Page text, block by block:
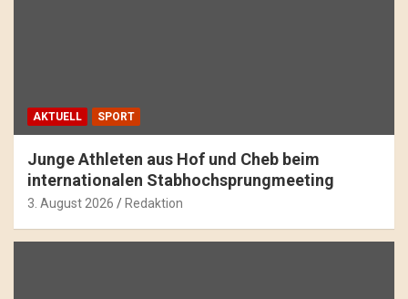
AKTUELL SPORT
Junge Athleten aus Hof und Cheb beim
internationalen Stabhochsprungmeeting
3. August 2026 Redaktion